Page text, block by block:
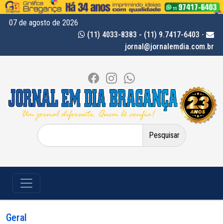
07 de agosto de 2026
(11) 4033-8383 - (11) 9.7417-6403 -
jornal@jornalemdia.com.br
Pesquisar
por:
Geral